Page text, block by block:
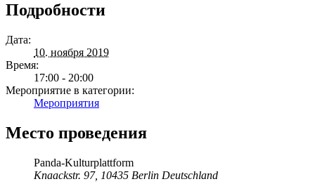
Подробности
Дата:
10. ноября 2019
Время:
17:00 - 20:00
Мероприятие в категории:
Мероприятия
Место проведения
Panda-Kulturplattform
Knaackstr. 97, 10435 Berlin Deutschland